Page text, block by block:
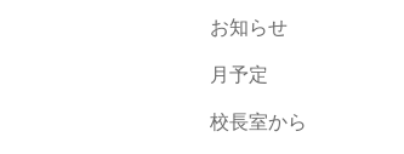
お知らせ
月予定
校長室から